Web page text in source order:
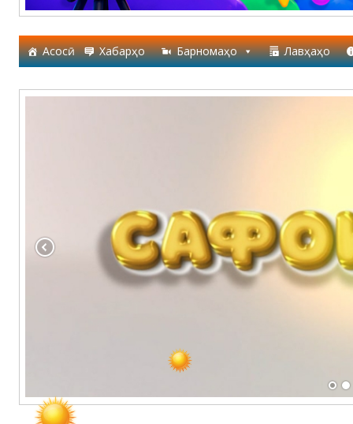
Асосӣ Хабарҳо Барномаҳо Лавҳаҳо